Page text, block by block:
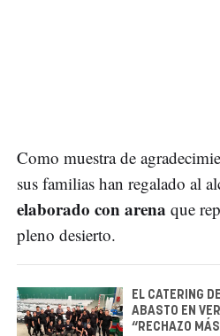
Como muestra de
sus familias han regalado al
elaborado con arena que
pleno desierto.
EL CATERING
ABASTO EN
“RECHAZO